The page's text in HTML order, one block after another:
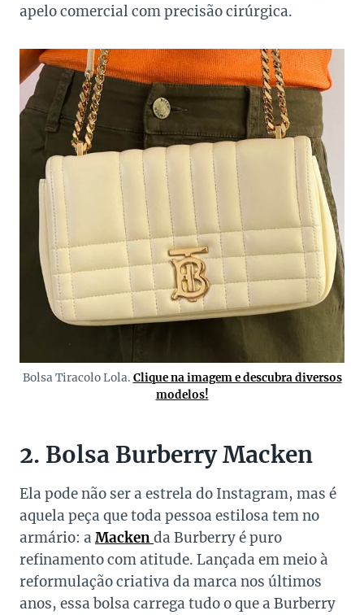
apelo comercial com precisão cirúrgica.
Bolsa Tiracolo Lola. Clique na imagem e descubra diversos
modelos!
2. Bolsa Burberry Macken
Ela pode não ser a estrela do Instagram, mas é
aquela peça que toda pessoa estilosa tem no
armário: a Mackenda Burberry é puro
refinamento com atitude. Lançada em meio à
reformulação criativa da marca nos últimos
anos, essa bolsa carrega tudo o que a Burberry